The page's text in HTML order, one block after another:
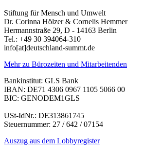
Stiftung für Mensch und Umwelt
Dr. Corinna Hölzer & Cornelis Hemmer
Hermannstraße 29, D - 14163 Berlin
Tel.: +49 30 394064-310
info[at]deutschland-summt.de
Mehr zu Bürozeiten und Mitarbeitenden
Bankinstitut: GLS Bank
IBAN: DE71 4306 0967 1105 5066 00
BIC: GENODEM1GLS
USt-IdNr.: DE313861745
Steuernummer: 27 / 642 / 07154
Auszug aus dem Lobbyregister